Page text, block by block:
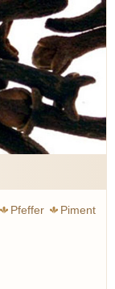
Pfeffer
Piment